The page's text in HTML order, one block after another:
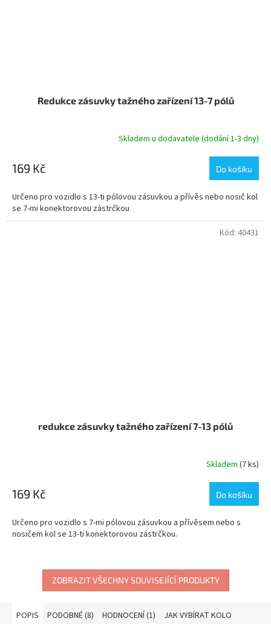
Redukce zásuvky tažného zařízení 13-7 pólů
Skladem u dodavatele (dodání 1-3 dny)
169 Kč Do košíku
Určeno pro vozidlo s 13-ti pólovou zásuvkou a přívěs nebo nosič kol
se 7-mi konektorovou zástrčkou
redukce zásuvky tažného zařízení 7-13 pólů
Skladem (7 ks)
169 Kč Do košíku
Určeno pro vozidlo s 7-mi pólovou zásuvkou a přívěsem nebo s
nosičem kol se 13-ti konektorovou zástrčkou.
Kód: 40431
ZOBRAZIT VŠECHNY SOUVISEJÍCÍ PRODUKTY
POPIS PODOBNÉ (8) HODNOCENÍ (1) JAK VYBÍRAT KOLO